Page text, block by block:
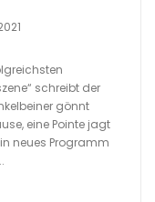
schreibt der
gönnt
eine Pointe jagt
neues Programm